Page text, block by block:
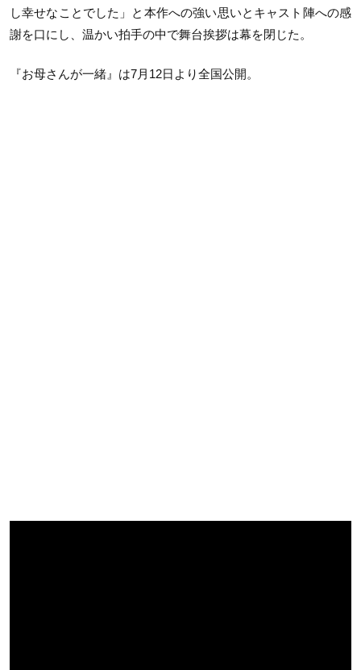
し幸せなことでした」と本作への強い思いとキャスト陣への感
謝を口にし、温かい拍手の中で舞台挨拶は幕を閉じた。
『お母さんが一緒』は7月12日より全国公開。